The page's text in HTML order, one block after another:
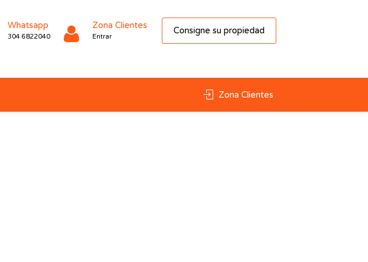
Consigne su propiedad
Whatsapp
304 6822040
Zona Clientes
Entrar
Zona Clientes